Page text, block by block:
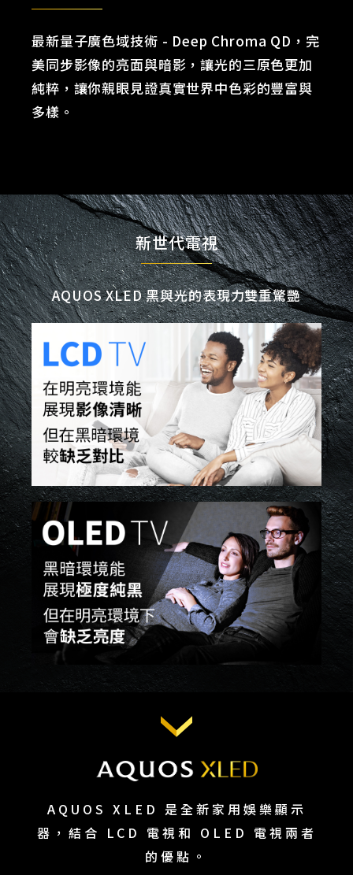
最新量子廣色域技術 - Deep Chroma QD，完
美同步影像的亮面與暗影，讓光的三原色更加
純粹，讓你親眼見證真實世界中色彩的豐富與
多樣。
新世代電視
AQUOS XLED 黑與光的表現力雙重驚艷
AQUOS XLED 是全新家用娛樂顯示
器，結合 LCD 電視和 OLED 電視兩者
的優點。